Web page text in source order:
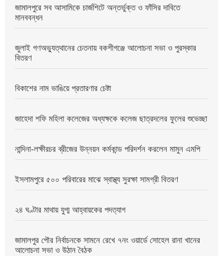
জামালপুরে সব আসামিকে চার্জশিটে অন্তর্ভুক্ত ও ফাঁসির দাবিতে
মানববন্ধন
জুলাই গণঅভ্যুত্থানের চেতনায় বকশীগঞ্জে আলোচনা সভা ও পুরস্কার
বিতরণ
বিকাশের নাম ভাঙিয়ে প্রতারণার চেষ্টা
জাহেদা শফি মহিলা কলেজের অধ্যক্ষকে কলেজ ছাত্রদলের ফুলের শুভেচ্ছা
নান্দিনা-লক্ষীরচর ব্রীজের উন্নয়ন কর্মকান্ড পরিদর্শন করলেন মামুন এমপি
ইসলামপুরে ৫০০ পরিবারের মাঝে স্বাস্থ্য সুরক্ষা সামগ্রী বিতরণ
২৪ ঘণ্টার মাথায় যুগ্ম আহ্বায়কের পদত্যাগ
জামালপুর পৌর নির্বাচনকে সামনে রেখে ৭নং ওয়ার্ডে সোহেল রানা খানের
আলোচনা সভা ও উঠান বৈঠক